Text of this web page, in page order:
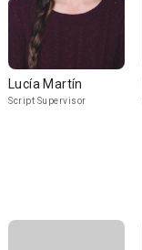
Lucía Martín
Script Supervisor